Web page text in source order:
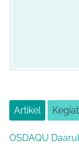
Artikel
OSDAQU